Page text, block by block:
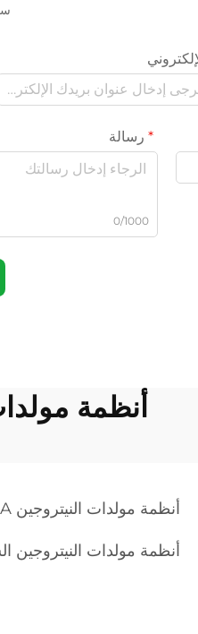
رسالة
0/1000
أنظمة
أنظمة مولدات النيتروجين PSA
أنظمة مولدات النيتروجين